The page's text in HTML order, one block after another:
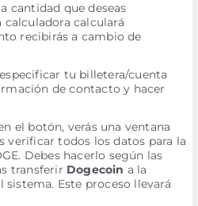
cantidad que deseas
calculará
recibirás a cambio de
tu billetera/cuenta
de contacto y hacer
el botón, verás una ventana
verificar todos los datos para la
Debes hacerlo según las
transferir Dogecoin a la
Este proceso llevará